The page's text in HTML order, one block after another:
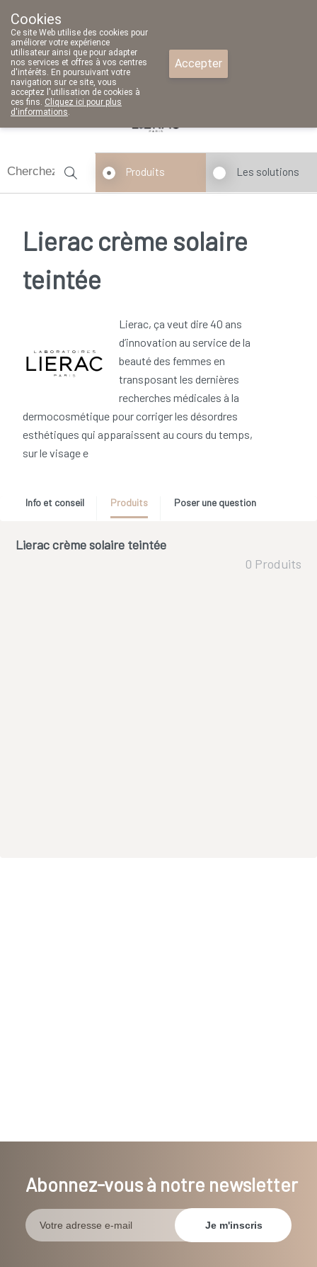
Aujourd'hui A présent
Produits Les solutions
Lierac crème solaire
teintée
Lierac, ça veut dire 40 ans
d’innovation au service de la
beauté des femmes en
transposant les dernières
recherches médicales à la
dermocosmétique pour corriger les désordres
esthétiques qui apparaissent au cours du temps,
sur le visage e
Info et conseil Produits Poser une question
Lierac crème solaire teintée
0 Produits
Abonnez-vous à notre newsletter
Cookies
Ce site Web utilise des cookies pour
améliorer votre expérience
utilisateur ainsi que pour adapter
nos services et offres à vos centres
d'intérêts. En poursuivant votre
navigation sur ce site, vous
acceptez l'utilisation de cookies à
ces fins. Cliquez ici pour plus
d'informations.
Accepter